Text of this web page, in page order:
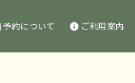
予約について ご利用案内